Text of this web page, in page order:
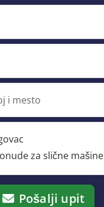
i mesto
za slične mašine
Pošalji upit